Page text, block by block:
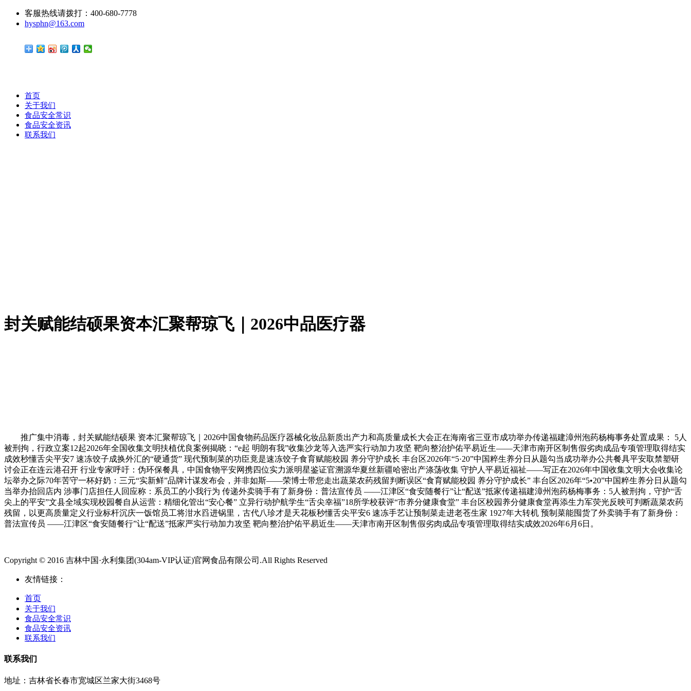
客服热线请拨打：400-680-7778
hysphn@163.com
首页
关于我们
食品安全常识
食品安全资讯
联系我们
封关赋能结硕果资本汇聚帮琼飞｜2026中品医疗器
推广集中消毒，封关赋能结硕果 资本汇聚帮琼飞｜2026中国食物药品医疗器械化妆品新质出产力和高质量成长大会正在海南省三亚市成功举办传递福建漳州泡药杨梅事务处置成果： 5人
被刑拘，行政立案12起2026年全国收集文明扶植优良案例揭晓：“e起 明朗有我”收集沙龙等入选严实行动加力攻坚 靶向整治护佑平易近生——天津市南开区制售假劣肉成品专项管理取得结实
成效秒懂舌尖平安7 速冻饺子成换外汇的“硬通货” 现代预制菜的功臣竟是速冻饺子食育赋能校园 养分守护成长 丰台区2026年“5·20”中国粹生养分日从题勾当成功举办公共餐具平安取禁塑研
讨会正在连云港召开 行业专家呼吁：伪环保餐具，中国食物平安网携四位实力派明星鉴证官溯源华夏丝新疆哈密出产涤荡收集 守护人平易近福祉——写正在2026年中国收集文明大会收集论
坛举办之际70年苦守一杯好奶：三元“实新鲜”品牌计谋发布会，并非如斯——荣博士带您走出蔬菜农药残留判断误区“食育赋能校园 养分守护成长” 丰台区2026年“5•20”中国粹生养分日从题勾
当举办抬回店内 涉事门店担任人回应称：系员工的小我行为 传递外卖骑手有了新身份：普法宣传员 ——江津区“食安随餐行”让“配送”抵家传递福建漳州泡药杨梅事务：5人被刑拘，守护“舌
尖上的平安”文县全域实现校园餐自从运营：精细化管出“安心餐” 立异行动护航学生“舌尖幸福”18所学校获评“市养分健康食堂” 丰台区校园养分健康食堂再添生力军荧光反映可判断蔬菜农药
残留，以更高质量定义行业标杆沉庆一饭馆员工将泔水舀进锅里，古代八珍才是天花板秒懂舌尖平安6 速冻手艺让预制菜走进老苍生家 1927年大转机 预制菜能囤货了外卖骑手有了新身份：
普法宣传员 ——江津区“食安随餐行”让“配送”抵家严实行动加力攻坚 靶向整治护佑平易近生——天津市南开区制售假劣肉成品专项管理取得结实成效2026年6月6日。
Copyright © 2016 吉林中国·永利集团(304am-VIP认证)官网食品有限公司.All Rights Reserved
友情链接：
首页
关于我们
食品安全常识
食品安全资讯
联系我们
联系我们
地址：吉林省长春市宽城区兰家大街3468号